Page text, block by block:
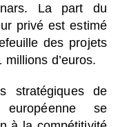
La part du
privé est estimé
des projets
d’euros.
stratégiques de
européenne se